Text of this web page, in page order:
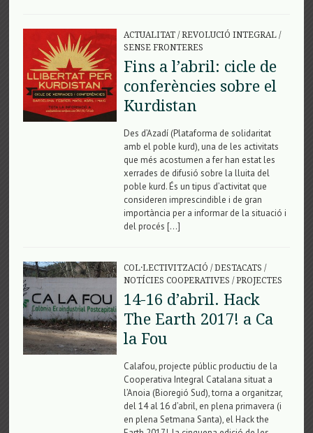
ACTUALITAT/REVOLUCIÓ INTEGRAL/
SENSE FRONTERES
Fins a l’abril: cicle de
conferències sobre el
Kurdistan
Des d’Azadí (Plataforma de solidaritat
amb el poble kurd), una de les activitats
que més acostumen a fer han estat les
xerrades de difusió sobre la lluita del
poble kurd. És un tipus d’activitat que
consideren imprescindible i de gran
importància per a informar de la situació i
del procés […]
COL·LECTIVITZACIÓ /DESTACATS /
NOTÍCIES COOPERATIVES /PROJECTES
14-16 d’abril. Hack
The Earth 2017! a Ca
la Fou
Calafou, projecte públic productiu de la
Cooperativa Integral Catalana situat a
l’Anoia (Bioregió Sud), torna a organitzar,
del 14 al 16 d’abril, en plena primavera (i
en plena Setmana Santa), el Hack the